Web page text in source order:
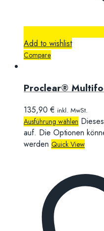
Add to wishlist
Compare
Proclear®
135,90€ inkl. MwSt.
Ausführung wählen
auf. Die Optionen
werden Quick View